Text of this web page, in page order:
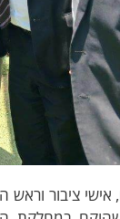
ציבור וראש